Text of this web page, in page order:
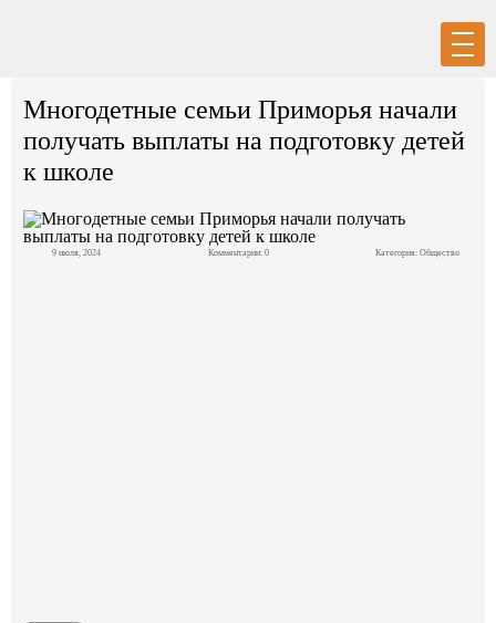
Политика
Многодетные семьи Приморья начали
получать выплаты на подготовку детей
к школе
9 июля, 2024 Комментарии: 0 Категория: Общество